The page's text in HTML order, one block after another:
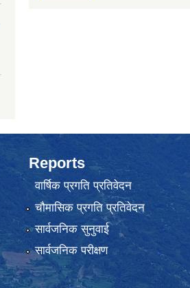
Reports
वार्षिक प्रगति प्रतिवेदन
चौमासिक प्रगति प्रतिवेदन
सार्वजनिक सुनुवाई
सार्वजनिक परीक्षण